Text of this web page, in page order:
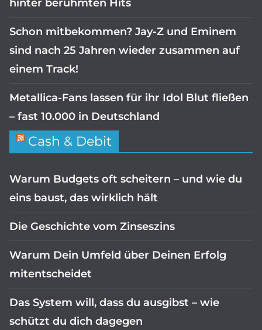
hinter berühmten Hits
Schon mitbekommen? Jay-Z und Eminem
sind nach 25 Jahren wieder zusammen auf
einem Track!
Metallica-Fans lassen für ihr Idol Blut fließen
– fast 10.000 in Deutschland
Cash & Debit
Warum Budgets oft scheitern – und wie du
eins baust, das wirklich hält
Die Geschichte vom Zinseszins
Warum Dein Umfeld über Deinen Erfolg
mitentscheidet
Das System will, dass du ausgibst – wie
schützt du dich dagegen